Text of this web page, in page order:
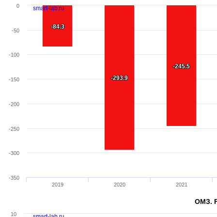
-84.3
-84.3
-293.9
-293.9
-245.5
-245.5
2019 2020 2021
-350
-300
-250
-200
-150
-100
-50
0 smart-lab.ru
ОМЗ.
10